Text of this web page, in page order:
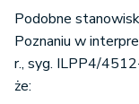
Podobne
Poznaniu w
r., syg. ILPP4/
że: